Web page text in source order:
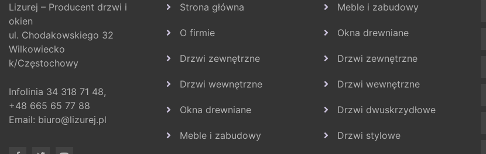
Lizurej – Producent drzwi i
okien
ul. Chodakowskiego 32
Wilkowiecko
k/Częstochowy
Infolinia 34 318 71 48,
+48 665 65 77 88
Email: biuro@lizurej.pl
Strona główna
O firmie
Drzwi zewnętrzne
Drzwi wewnętrzne
Okna drewniane
Meble i zabudowy
Meble i zabudowy
Okna drewniane
Drzwi zewnętrzne
Drzwi wewnętrzne
Drzwi dwuskrzydłowe
Drzwi stylowe